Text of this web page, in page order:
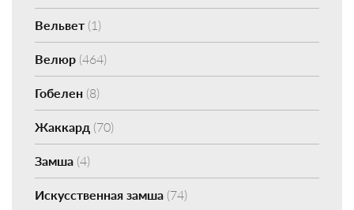
Вельвет (1)
Велюр (464)
Гобелен (8)
Жаккард (70)
Замша (4)
Искусственная замша (74)